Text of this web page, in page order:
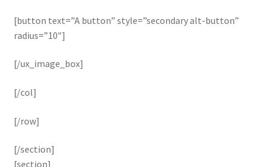
[button text=”A button” style=”secondary alt-button”
radius=”10″]
[/ux_image_box]
[/col]
[/row]
[/section]
[section]